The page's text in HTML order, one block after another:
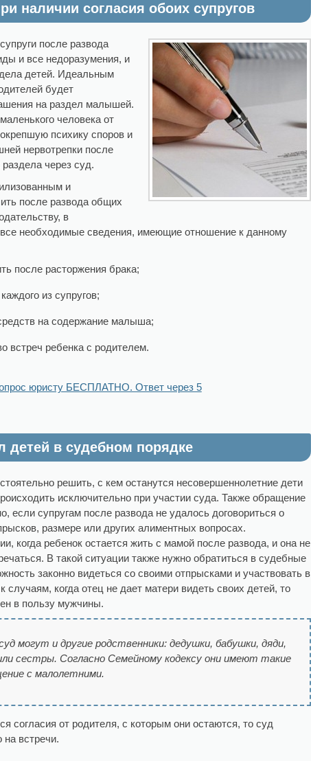
наличии согласия обоих супругов
после развода
и все недоразумения, и
детей. Идеальным
будет
на раздел малышей.
человека от
психику споров и
нервотрепки после
через суд.
и
после развода общих
в
все необходимые сведения, имеющие отношение к данному
после расторжения брака;
из супругов;
на содержание малыша;
встреч ребенка с родителем.
юристу БЕСПЛАТНО. Ответ через 5
детей в судебном порядке
решить, с кем останутся несовершеннолетние дети
исключительно при участии суда. Также обращение
если супругам после развода не удалось договориться о
размере или других алиментных вопросах.
когда ребенок остается жить с мамой после развода, и она не
В такой ситуации также нужно обратиться в судебные
законно видеться со своими отпрысками и участвовать в
случаям, когда отец не дает матери видеть своих детей, то
в пользу мужчины.
могут и другие родственники: дедушки, бабушки, дяди,
сестры. Согласно Семейному кодексу они имеют такие
с малолетними.
согласия от родителя, с которым они остаются, то суд
на встречи.